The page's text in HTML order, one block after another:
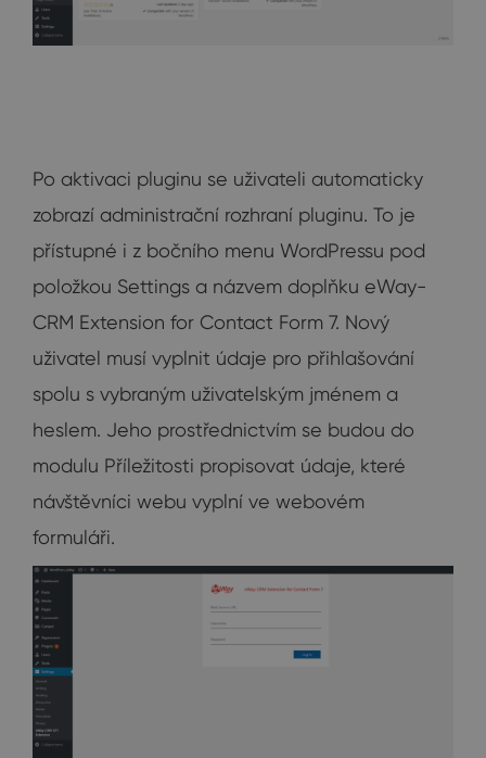
Po aktivaci pluginu se uživateli automaticky
zobrazí administrační rozhraní pluginu. To je
přístupné i z bočního menu WordPressu pod
položkou Settings a názvem doplňku eWay-
CRM Extension for Contact Form 7. Nový
uživatel musí vyplnit údaje pro přihlašování
spolu s vybraným uživatelským jménem a
heslem. Jeho prostřednictvím se budou do
modulu Příležitosti propisovat údaje, které
návštěvníci webu vyplní ve webovém
formuláři.